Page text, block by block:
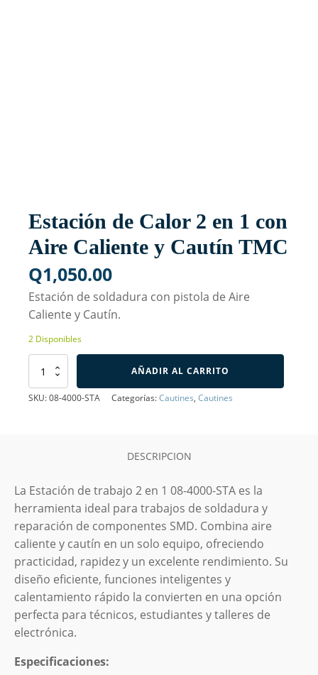
Estación de Calor 2 en 1 con
Aire Caliente y Cautín TMC
Q1,050.00
Estación de soldadura con pistola de Aire
Caliente y Cautín.
2 Disponibles
Estación
Calor
y
TMC
cantidad
AÑADIR AL CARRITO
SKU:08-4000-STA Categorías:Cautines, Cautines
DESCRIPCION
La Estación de trabajo 2 en 1 08-4000-STA es la
herramienta ideal para trabajos de soldadura y
reparación de componentes SMD. Combina aire
caliente y cautín en un solo equipo, ofreciendo
practicidad, rapidez y un excelente rendimiento. Su
diseño eficiente, funciones inteligentes y
calentamiento rápido la convierten en una opción
perfecta para técnicos, estudiantes y talleres de
electrónica.
Especificaciones: